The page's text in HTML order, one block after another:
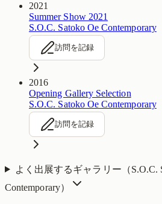
2021
Summer Show 2021
S.O.C. Satoko Oe Contemporary
訪問を記録
2016
Opening Gallery Selection
S.O.C. Satoko Oe Contemporary
訪問を記録
よく出展するギャラリー（S.O.C.
Contemporary）